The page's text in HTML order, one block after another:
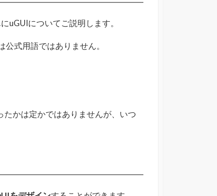
uGUIについてご説明します。
式用語ではありません。
かは定かではありませんが、いつ